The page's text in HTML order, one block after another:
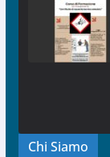
Chi Siamo